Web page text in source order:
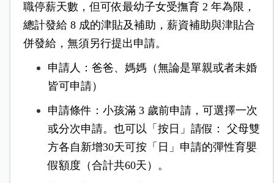
職停薪天數，但可依最幼子女受撫育 2 年為限，
總計發給 8 成的津貼及補助，薪資補助與津貼合
併發給，無須另行提出申請。
申請人：爸爸、媽媽（無論是單親或者未婚
皆可申請）
申請條件：小孩滿 3 歲前申請，可選擇一次
或分次申請。也可以「按日」請假： 父母雙
方各自新增30天可按「日」申請的彈性育嬰
假額度（合計共60天）。